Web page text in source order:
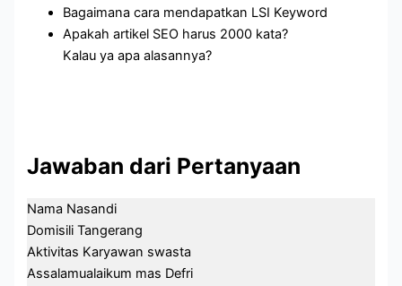
Bagaimana cara mendapatkan LSI Keyword
Apakah artikel SEO harus 2000 kata?
Kalau ya apa alasannya?
Jawaban dari Pertanyaan
Nama Nasandi
Domisili Tangerang
Aktivitas Karyawan swasta
Assalamualaikum mas Defri